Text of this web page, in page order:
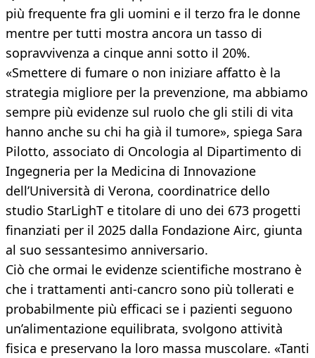
più frequente fra gli uomini e il terzo fra le donne
mentre per tutti mostra ancora un tasso di
sopravvivenza a cinque anni sotto il 20%.
«Smettere di fumare o non iniziare affatto è la
strategia migliore per la prevenzione, ma abbiamo
sempre più evidenze sul ruolo che gli stili di vita
hanno anche su chi ha già il tumore», spiega Sara
Pilotto, associato di Oncologia al Dipartimento di
Ingegneria per la Medicina di Innovazione
dell’Università di Verona, coordinatrice dello
studio StarLighT e titolare di uno dei 673 progetti
finanziati per il 2025 dalla Fondazione Airc, giunta
al suo sessantesimo anniversario.
Ciò che ormai le evidenze scientifiche mostrano è
che i trattamenti anti-cancro sono più tollerati e
probabilmente più efficaci se i pazienti seguono
un’alimentazione equilibrata, svolgono attività
fisica e preservano la loro massa muscolare. «Tanti